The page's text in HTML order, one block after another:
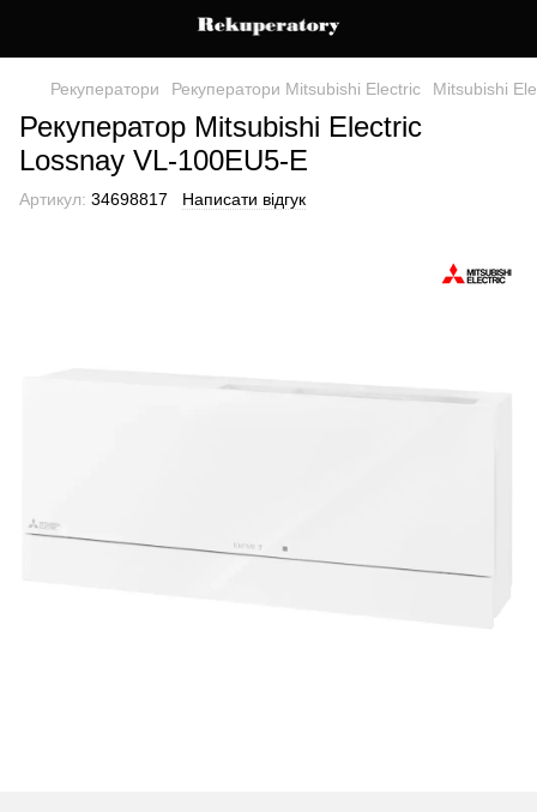
Рекуператори Рекуператори Mitsubishi Electric Mitsubishi
Рекуператор Mitsubishi Electric
Lossnay VL-100EU5-E
Артикул: 34698817 Написати відгук